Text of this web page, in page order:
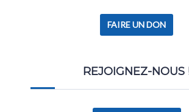
FAIRE UN DON
REJOIGNEZ-NOUS